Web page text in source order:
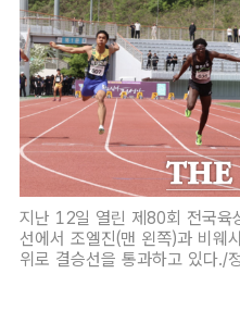
지난 12일 열린 제80회 전국육
선에서 조엘진(맨 왼쪽)과 비웨
위로 결승선을 통과하고 있다./